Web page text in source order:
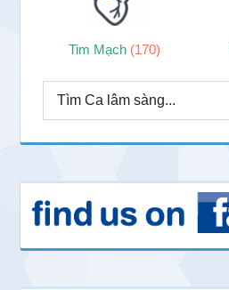
Tim Mạch (170)